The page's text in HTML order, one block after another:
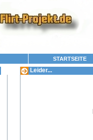
STARTSEITE
Leider...